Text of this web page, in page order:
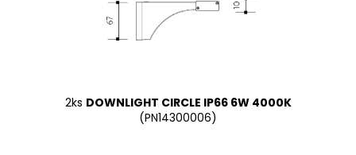
2ks DOWNLIGHT CIRCLE IP66 6W 4000K
(PN14300006)